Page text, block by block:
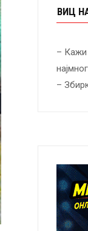
ВИЦ
– Кажи
–